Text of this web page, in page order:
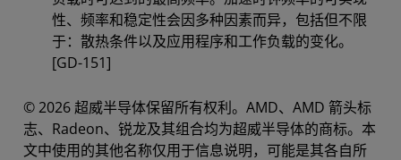
性、频率和稳定性会因多种因素而异，包括但不限
于：散热条件以及应用程序和工作负载的变化。
[GD-151]
© 2026 超威半导体保留所有权利。AMD、AMD 箭头标
志、Radeon、锐龙及其组合均为超威半导体的商标。本
文中使用的其他名称仅用于信息说明，可能是其各自所